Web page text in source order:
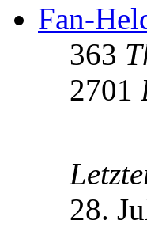
Fan-
363
2701
28.